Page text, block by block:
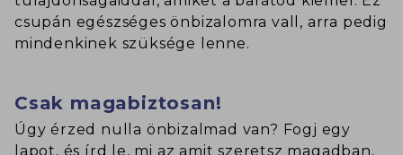
csupán egészséges önbizalomra vall, arra pedig
mindenkinek szüksége lenne.
Csak magabiztosan!
Úgy érzed nulla önbizalmad van? Fogj egy
lapot, és írd le, mi az amit szeretsz magadban,